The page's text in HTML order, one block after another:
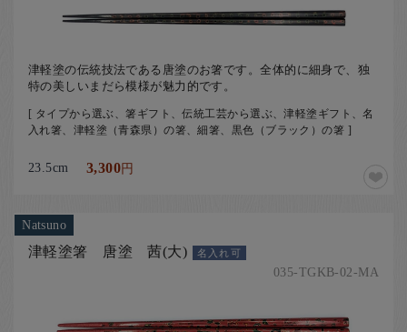
津軽塗の伝統技法である唐塗のお箸です。全体的に細身で、独
特の美しいまだら模様が魅力的です。
[ タイプから選ぶ、箸ギフト、伝統工芸から選ぶ、津軽塗ギフト、名
入れ箸、津軽塗（青森県）の箸、細箸、黒色（ブラック）の箸 ]
23.5cm 3,300円
Natsuno
津軽塗箸 唐塗 茜(大) 名入れ可
035-TGKB-02-MA